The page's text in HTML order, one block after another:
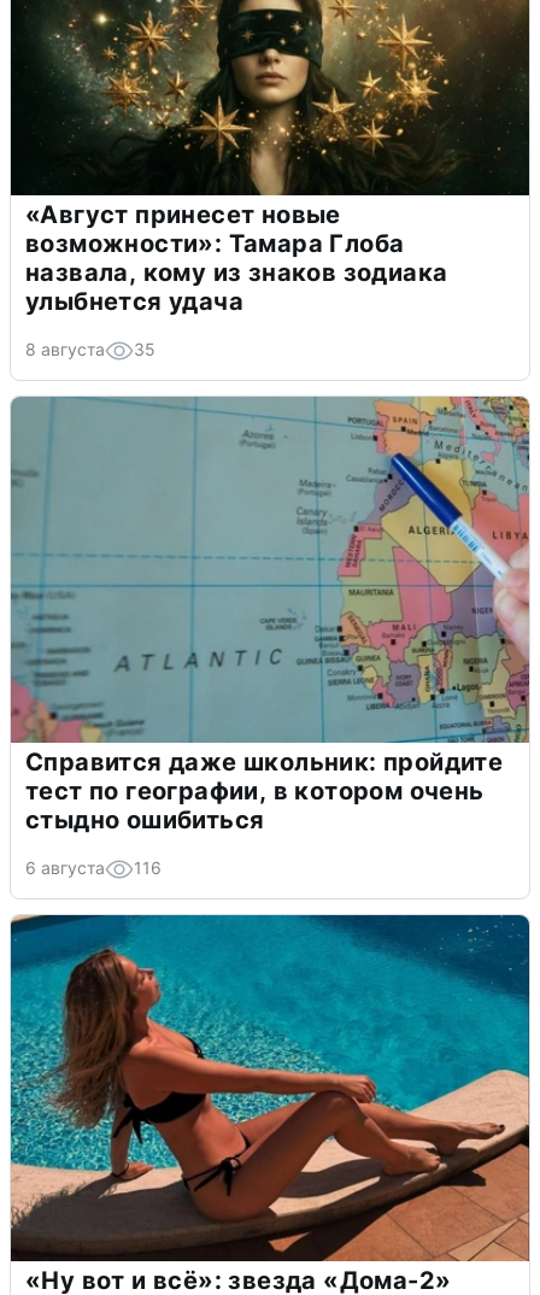
«Август принесет новые
возможности»: Тамара Глоба
назвала, кому из знаков зодиака
улыбнется удача
8 августа 35
Справится даже школьник: пройдите
тест по географии, в котором очень
стыдно ошибиться
6 августа 116
«Ну вот и всё»: звезда «Дома-2»